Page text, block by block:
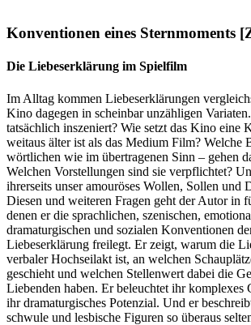
Konventionen eines Sternmoments
Die Liebeserklärung im Spielfilm
Im Alltag kommen Liebeserklärungen
Kino dagegen in scheinbar unzähligen
tatsächlich inszeniert? Wie setzt das Kino eine
weitaus älter ist als das Medium Film? Welche
wörtlichen wie im übertragenen Sinn – gehen
Welchen Vorstellungen sind sie verpflichtet?
ihrerseits unser amouröses Wollen, Sollen und
Diesen und weiteren Fragen geht der Autor in
denen er die sprachlichen, szenischen,
dramaturgischen und sozialen Konventionen
Liebeserklärung freilegt. Er zeigt, warum die
verbaler Hochseilakt ist, an welchen
geschieht und welchen Stellenwert dabei die
Liebenden haben. Er beleuchtet ihr komplexes
ihr dramaturgisches Potenzial. Und er
schwule und lesbische Figuren so überaus